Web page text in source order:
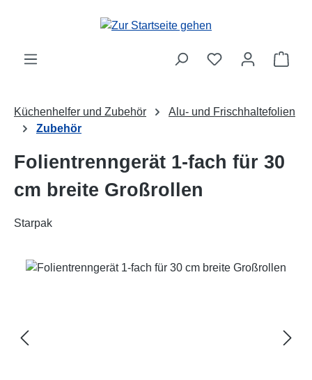
Zum Hauptinhalt springen
Küchenhelfer und Zubehör
Alu- und Frischhaltefolien
Zubehör
Folientrenngerät 1-fach für 30
cm breite Großrollen
Starpak
Bildergalerie überspringen